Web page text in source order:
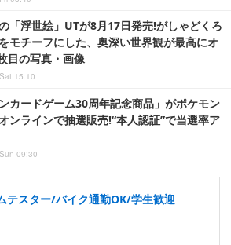
「浮世絵」UTが8月17日発売!がしゃどくろ
モチーフにした、奥深い世界観が最高にオ
目の写真・画像
15:10
ンカードゲーム30周年記念商品」がポケモン
ンラインで抽選販売!“本人認証”で当選率ア
09:30
テスター/バイク通勤OK/学生歓迎